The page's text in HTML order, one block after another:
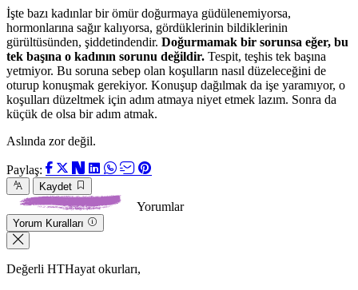
İşte bazı kadınlar bir ömür doğurmaya güdülenemiyorsa,
hormonlarına sağır kalıyorsa, gördüklerinin bildiklerinin
gürültüsünden, şiddetindendir. Doğurmamak bir sorunsa eğer, bu
tek başına o kadının sorunu değildir. Tespit, teşhis tek başına
yetmiyor. Bu soruna sebep olan koşulların nasıl düzeleceğini de
oturup konuşmak gerekiyor. Konuşup dağılmak da işe yaramıyor, o
koşulları düzeltmek için adım atmaya niyet etmek lazım. Sonra da
küçük de olsa bir adım atmak.
Aslında zor değil.
Paylaş:
Kaydet
Yorumlar
Yorum Kuralları
Değerli HTHayat okurları,